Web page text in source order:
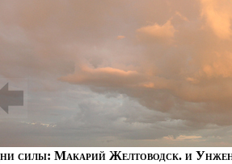
силы: Макарий Желтоводск. и